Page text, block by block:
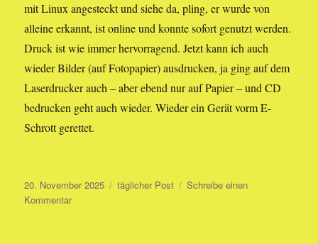
mit Linux angesteckt und siehe da, pling, er wurde von
alleine erkannt, ist online und konnte sofort genutzt werden.
Druck ist wie immer hervorragend. Jetzt kann ich auch
wieder Bilder (auf Fotopapier) ausdrucken, ja ging auf dem
Laserdrucker auch – aber ebend nur auf Papier – und CD
bedrucken geht auch wieder. Wieder ein Gerät vorm E-
Schrott gerettet.
Veröffentlicht
am
20. November 2025 Kategorien
täglicher Post
Schreibe einen
Kommentarzu